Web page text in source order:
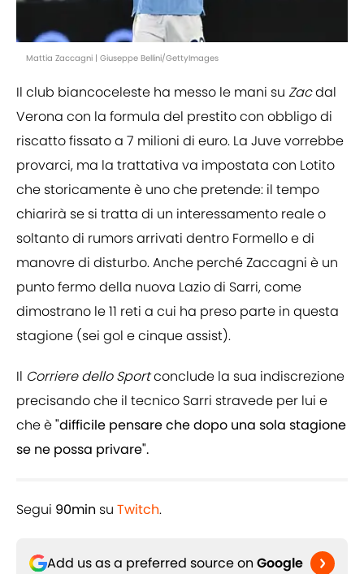
Mattia Zaccagni | Giuseppe Bellini/GettyImages
Il club biancoceleste ha messo le mani su Zacdal
Verona con la formula del prestito con obbligo di
riscatto fissato a 7 milioni di euro. La Juve vorrebbe
provarci, ma la trattativa va impostata con Lotito
che storicamente è uno che pretende: il tempo
chiarirà se si tratta di un interessamento reale o
soltanto di rumors arrivati dentro Formello e di
manovre di disturbo. Anche perché Zaccagni è un
punto fermo della nuova Lazio di Sarri, come
dimostrano le 11 reti a cui ha preso parte in questa
stagione (sei gol e cinque assist).
Il Corriere dello Sportconclude la sua indiscrezione
precisando che il tecnico Sarri stravede per lui e
che è"difficile pensare che dopo una sola stagione
se ne possa privare".
Segui 90min su Twitch.
Add us as a preferred source on Google